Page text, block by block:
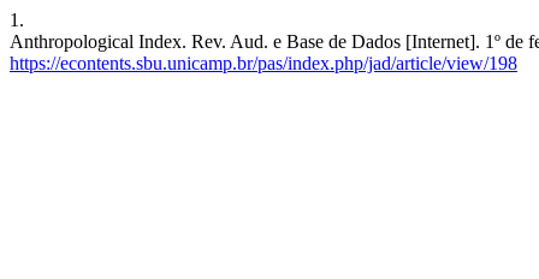
1.
Anthropological Index. Rev. Aud. e Base de Dados [Internet]. 1º de
https://econtents.sbu.unicamp.br/pas/index.php/jad/article/view/198